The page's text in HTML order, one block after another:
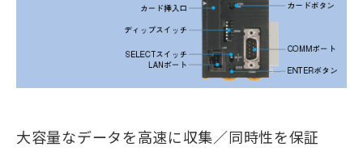
大容量なデータを高速に収集／同時性を保証